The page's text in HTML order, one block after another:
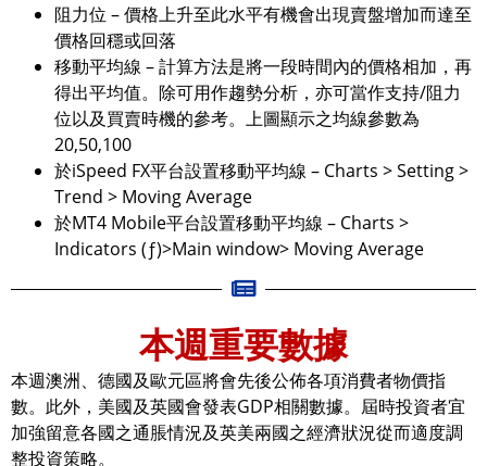
阻力位 – 價格上升至此水平有機會出現賣盤增加而達至
價格回穩或回落
移動平均線 – 計算方法是將一段時間內的價格相加，再
得出平均值。除可用作趨勢分析，亦可當作支持/阻力
位以及買賣時機的參考。上圖顯示之均線參數為
20,50,100
於iSpeed FX平台設置移動平均線 – Charts > Setting >
Trend > Moving Average
於MT4 Mobile平台設置移動平均線 – Charts >
Indicators (ƒ)>Main window> Moving Average
本週重要數據
本週澳洲、德國及歐元區將會先後公佈各項消費者物價指
數。此外，美國及英國會發表GDP相關數據。屆時投資者宜
加強留意各國之通脹情況及英美兩國之經濟狀況從而適度調
整投資策略。